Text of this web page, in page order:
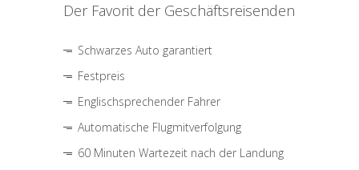
Der Favorit der Geschäftsreisenden
Schwarzes Auto garantiert
Festpreis
Englischsprechender Fahrer
Automatische Flugmitverfolgung
60 Minuten Wartezeit nach der Landung